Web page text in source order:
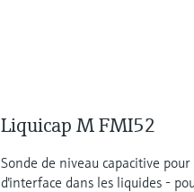
Liquicap M FMI52
Sonde de niveau capacitive
d'interface dans les liquides -